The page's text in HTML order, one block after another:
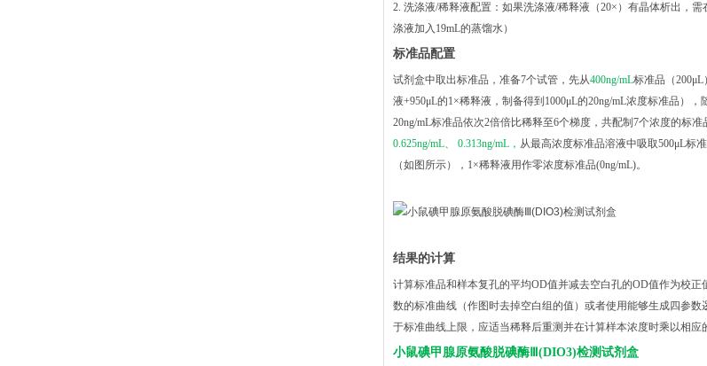
2. 洗涤液/稀释液配置：如果洗涤液/稀释液（20×）有晶体析出，
涤液加入19mL的蒸馏水）
标准品配置
试剂盒中取出标准品，准备7个试管，先从400ng/mL标准品（
液+950μL的1×稀释液，制备得到1000μL的20ng/mL浓度标准品）
20ng/mL标准品依次2倍倍比稀释至6个梯度，共配制7个浓度的标准
0.625ng/mL、 0.313ng/mL， 从最高浓度标准品溶液中吸取500μL标
（如图所示），1×稀释液用作零浓度标准品(0ng/mL)。
结果的计算
计算标准品和样本复孔的平均OD值并减去空白孔的OD值作为校
数的标准曲线（作图时去掉空白组的值）或者使用能够生成四参
于标准曲线上限，应适当稀释后重测并在计算样本浓度时乘以相应
小鼠碘甲腺原氨酸脱碘酶Ⅲ(DIO3)检测试剂盒